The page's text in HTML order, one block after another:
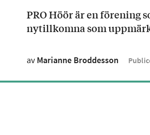
PRO Höör är en förening
nytillkomna som
av Marianne Broddesson